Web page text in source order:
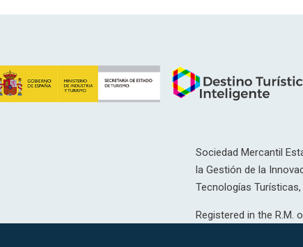
Sociedad Mercantil
la Gestión de la
Tecnologías Turísticas,
Registered in the R.M.